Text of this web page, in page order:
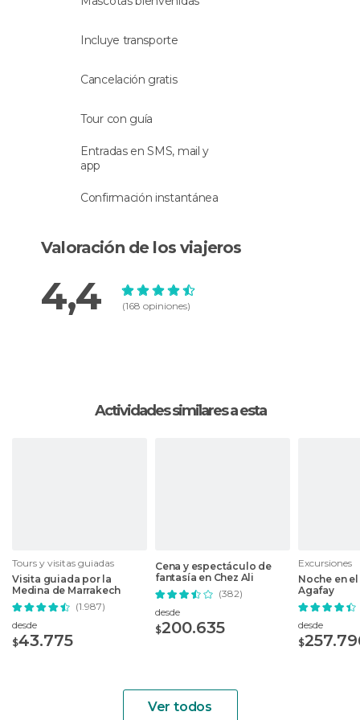
Incluye transporte
Cancelación gratis
Tour con guía
Entradas en SMS, mail y
app
Confirmación instantánea
Valoración de los viajeros
4,4 (168 opiniones)
Actividades similares a esta
Tours y visitas guiadas
Visita guiada por la
Medina de Marrakech
(1.987)
desde
$43.775
Cena y espectáculo de
fantasía en Chez Ali
(382)
desde
$200.635
Excursiones
Noche en
Agafay
desde
$
Ver todos